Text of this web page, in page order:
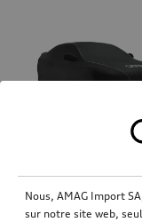
Housse de
Nous, AMAG Import
sur notre site web,